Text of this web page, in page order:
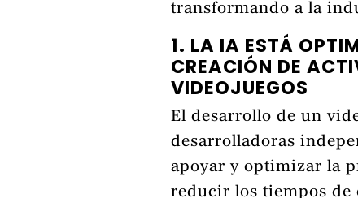
transformando a la
1. LA IA ESTÁ
CREACIÓN DE
VIDEOJUEGOS
El desarrollo de un
desarrolladoras
apoyar y optimizar la
reducir los tiempos de